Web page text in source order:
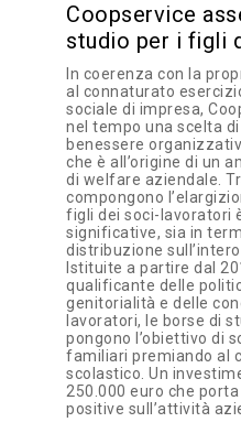
Coopservice
studio per i figli
In coerenza con la
al connaturato
sociale di impresa,
nel tempo una scelta
benessere
che è all’origine di un
di welfare aziendale.
compongono
figli dei soci-lavoratori
significative, sia in
distribuzione
Istituite a partire dal
qualificante delle
genitorialità e delle
lavoratori, le borse di
pongono l’obiettivo di
familiari premiando al
scolastico. Un
250.000 euro che
positive sull’attività